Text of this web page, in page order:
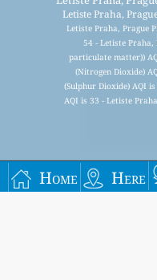
Home Here
Letiste Praha,
Letiste Praha, Prague
54 - Letiste Praha,
particulate matter))
(Nitrogen Dioxide)
(Sulphur Dioxide) AQI
AQI is 33 - Letiste
Signup for our free
notified when